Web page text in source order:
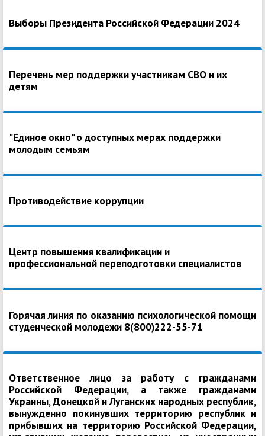
Выборы Президента Российской Федерации 2024
Перечень мер поддержки участникам СВО и их
детям
"Единое окно" о доступных мерах поддержки
молодым семьям
Противодействие коррупции
Центр повышения квалификации и
профессиональной переподготовки специалистов
Горячая линия по оказанию психологической помощи
студенческой молодежи 8(800)222-55-71
Ответственное лицо за работу с гражданами
Российской Федерации, а также гражданами
Украины, Донецкой и Луганских народных республик,
вынужденно покинувших территорию республик и
прибывших на территорию Российской Федерации,